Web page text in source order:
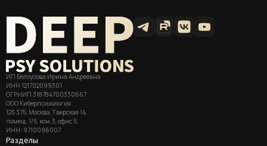
ИП Белоусова Ирина Андреевна
ИНН 121702099301
ОГРНИП 318784700330667
ООО Киберпсихология
125 375, Москва, Тверская 14,
помещ. 1/5, ком.3, офис 5.
ИНН: 9710096007
Разделы